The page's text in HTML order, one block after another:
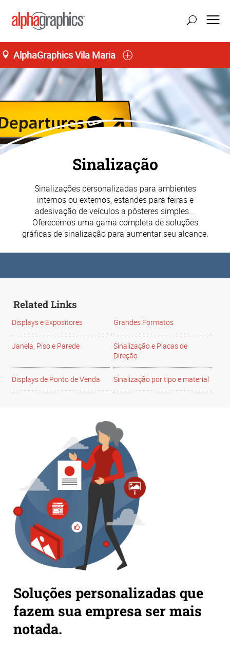
AlphaGraphics Vila Maria
Sinalização
Sinalizações personalizadas para ambientes
internos ou externos, estandes para feiras e
adesivação de veículos a pôsteres simples...
Oferecemos uma gama completa de soluções
gráficas de sinalização para aumentar seu alcance.
Related Links
Displays e Expositores Grandes Formatos
Janela, Piso e Parede
Sinalização e Placas de
Direção
Displays de Ponto de Venda Sinalização por tipo e material
Soluções personalizadas que
fazem sua empresa ser mais
notada.